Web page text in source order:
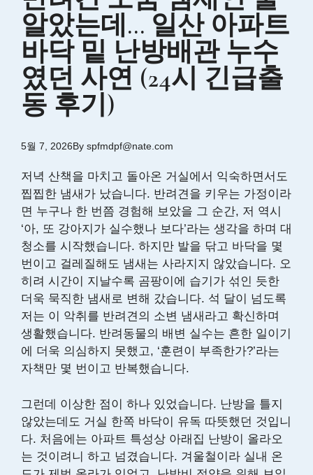
알았는데… 일산 아파트
바닥 밑 난방배관 누수
였던 사연 (24시 긴급출
동 후기)
5월 7, 2026By spfmdpf@nate.com
저녁 산책을 마치고 돌아온 거실에서 익숙하면서도
찝찝한 냄새가 났습니다. 반려견을 키우는 가정이라
면 누구나 한 번쯤 경험해 보았을 그 순간, 저 역시
‘아, 또 강아지가 실수했나 보다’라는 생각을 하며 대
청소를 시작했습니다. 하지만 발을 닦고 바닥을 몇
번이고 걸레질해도 냄새는 사라지지 않았습니다. 오
히려 시간이 지날수록 곰팡이에 습기가 섞인 듯한
더욱 묵직한 냄새로 변해 갔습니다. 석 달이 넘도록
저는 이 악취를 반려견의 소변 냄새라고 확신하며
생활했습니다. 반려동물의 배변 실수는 흔한 일이기
에 더욱 의심하지 못했고, ‘훈련이 부족한가?’라는
자책만 몇 번이고 반복했습니다.
그런데 이상한 점이 하나 있었습니다. 난방을 틀지
않았는데도 거실 한쪽 바닥이 유독 따뜻했던 것입니
다. 처음에는 아파트 특성상 아래집 난방이 올라오
는 것이려니 하고 넘겼습니다. 겨울철이라 실내 온